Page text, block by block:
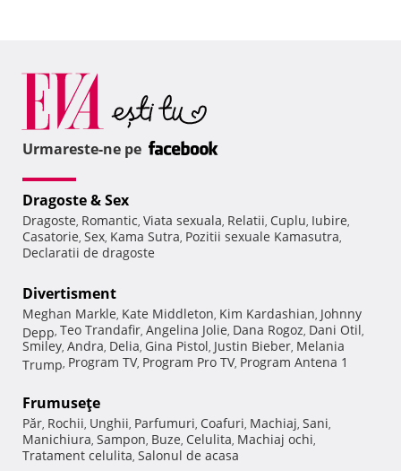
Urmareste-ne pe
Dragoste & Sex
Dragoste, Romantic, Viata sexuala, Relatii, Cuplu, Iubire,
Casatorie, Sex, Kama Sutra, Pozitii sexuale Kamasutra,
Declaratii de dragoste
Divertisment
Meghan Markle, Kate Middleton, Kim Kardashian, Johnny
Depp, Teo Trandafir, Angelina Jolie, Dana Rogoz, Dani Otil,
Smiley, Andra, Delia, Gina Pistol, Justin Bieber, Melania
Trump, Program TV, Program Pro TV, Program Antena 1
Frumuseţe
Păr, Rochii, Unghii, Parfumuri, Coafuri, Machiaj, Sani,
Manichiura, Sampon, Buze, Celulita, Machiaj ochi,
Tratament celulita, Salonul de acasa